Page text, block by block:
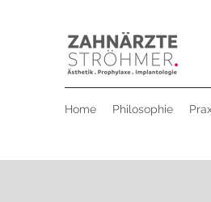
Home Philosophie